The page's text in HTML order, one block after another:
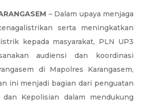
– Dalam upaya menjaga
serta meningkatkan
kepada masyarakat, PLN UP3
audiensi dan koordinasi
di Mapolres Karangasem,
ini menjadi bagian dari penguatan
Kepolisian dalam mendukung